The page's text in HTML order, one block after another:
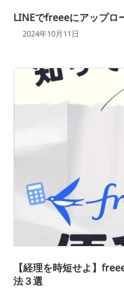
LINEでfreeeにアップロ
2024年10月11日
【経理を時短せよ】
法３選